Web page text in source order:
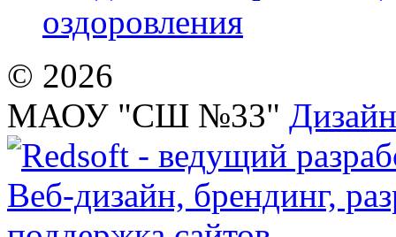
оздоровления
© 2026
МАОУ "СШ №33"